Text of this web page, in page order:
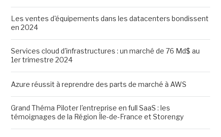
Les ventes d'équipements dans les datacenters bondissent
en 2024
Services cloud d'infrastructures : un marché de 76 Md$ au
1er trimestre 2024
Azure réussit à reprendre des parts de marché à AWS
Grand Théma Piloter l'entreprise en full SaaS : les
témoignages de la Région Île-de-France et Storengy